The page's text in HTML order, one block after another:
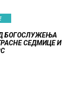
БОГОСЛУЖЕЊА
СЕДМИЦЕ И